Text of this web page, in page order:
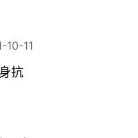
10-11
抗